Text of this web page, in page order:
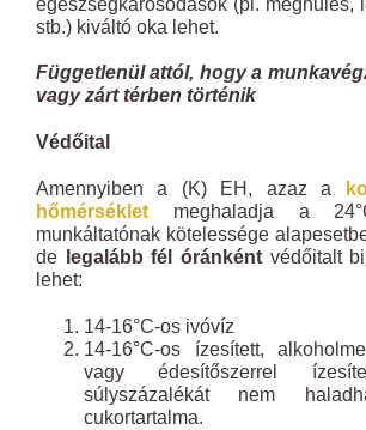
egészségkárosodások (pl. meghűlés,
stb.) kiváltó oka lehet.
Függetlenül attól, hogy a
vagy zárt térben történik
Védőital
Amennyiben a (K) EH, azaz a
hőmérséklet meghaladja a
munkáltatónak kötelessége
de
legalább fél óránként védőitalt
lehet:
14-16°C-os ivóvíz
14-16°C-os ízesített,
vagy édesítőszerrel
súlyszázalékát nem
cukortartalma.